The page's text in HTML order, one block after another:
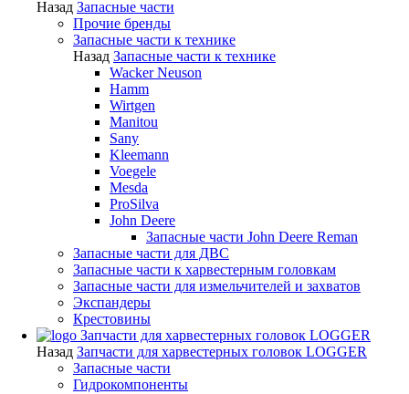
Назад Запасные части
Прочие бренды
Запасные части к технике
Назад Запасные части к технике
Wacker Neuson
Hamm
Wirtgen
Manitou
Sany
Kleemann
Voegele
Mesda
ProSilva
John Deere
Запасные части John Deere Reman
Запасные части для ДВС
Запасные части к харвестерным головкам
Запасные части для измельчителей и захватов
Экспандеры
Крестовины
Запчасти для харвестерных головок LOGGER
Назад Запчасти для харвестерных головок LOGGER
Запасные части
Гидрокомпоненты